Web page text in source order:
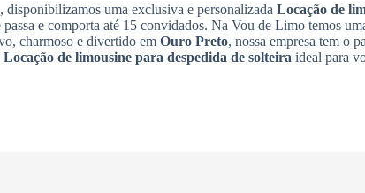
disponibilizamos uma exclusiva e personalizada Locação de
e comporta até 15 convidados. Na Vou de Limo temos
charmoso e divertido em Ouro Preto, nossa empresa tem o
Locação de limousine para despedida de solteira ideal para